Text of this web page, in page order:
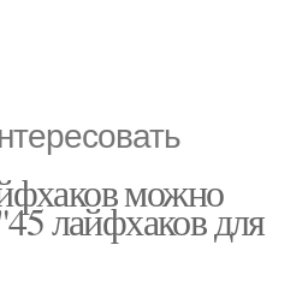
можно
лайфхаков для